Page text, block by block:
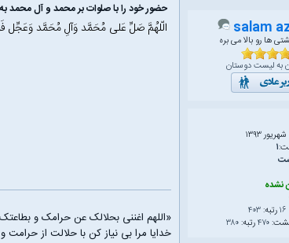
salam
ها رو بالا می بره
به لیست دوستان
۱۳۹۳
۱
نشده
۱۶رتبه:۴۰۳
۴۷۰رتبه:۳۸۰
حضور خود را با صلوات بر محمد و آل محمد
الّلهُمَّ صَلِّ عَلی مُحَمَّد وَآلِ مُحَمَّد وَعَجِّل
«اللهم اغننی بحلالک عن حرامک و
خدایا مرا بی نیاز کن با حلالت از حرامت و